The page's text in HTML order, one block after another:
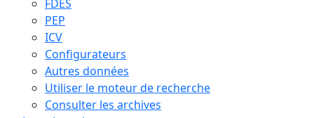
FDES
PEP
ICV
Configurateurs
Autres données
Utiliser le moteur de recherche
Consulter les archives